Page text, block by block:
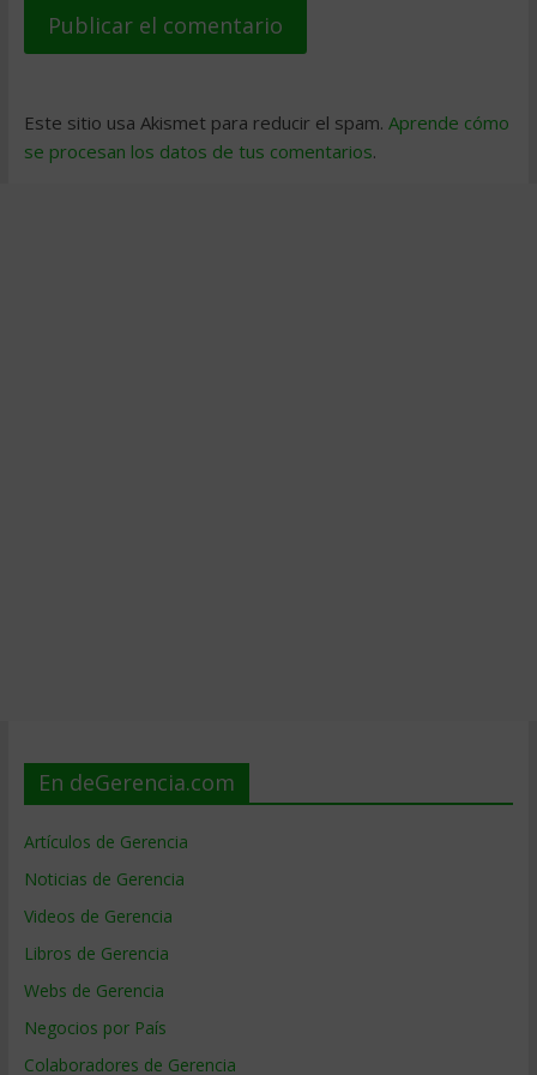
Este sitio usa Akismet para reducir el spam. Aprende cómo
se procesan los datos de tus comentarios.
En deGerencia.com
Artículos de Gerencia
Noticias de Gerencia
Videos de Gerencia
Libros de Gerencia
Webs de Gerencia
Negocios por País
Colaboradores de Gerencia